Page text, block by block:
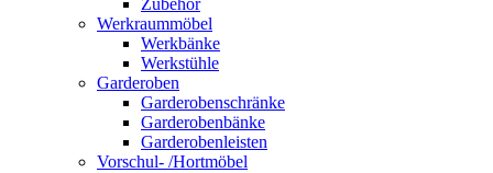
Werkraummöbel
Werkbänke
Werkstühle
Garderoben
Garderobenschränke
Garderobenbänke
Garderobenleisten
Vorschul- /Hortmöbel